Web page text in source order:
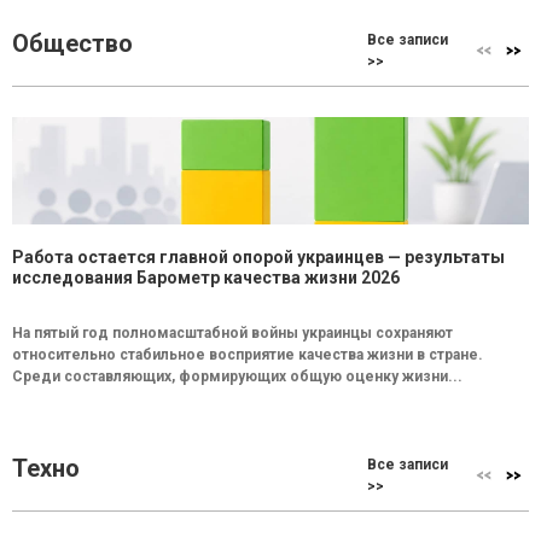
Общество
Все записи
>>
Работа остается главной опорой украинцев — результаты
исследования Барометр качества жизни 2026
На пятый год полномасштабной войны украинцы сохраняют
относительно стабильное восприятие качества жизни в стране.
Среди составляющих, формирующих общую оценку жизни...
Техно
Все записи
>>